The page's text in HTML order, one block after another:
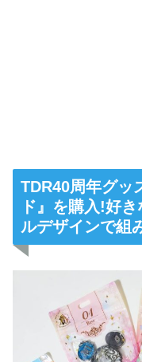
TDR40周年グッ
ド』を購入!好
ルデザインで組